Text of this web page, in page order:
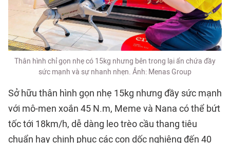
Thân hình chỉ gọn nhẹ có 15kg nhưng bên trong lại ẩn chứa đầy
sức mạnh và sự nhanh nhẹn. Ảnh: Menas Group
Sở hữu thân hình gọn nhẹ 15kg nhưng đầy sức mạnh
với mô-men xoắn 45 N.m, Meme và Nana có thể bứt
tốc tới 18km/h, dễ dàng leo trèo cầu thang tiêu
chuẩn hay chinh phục các con dốc nghiêng đến 40